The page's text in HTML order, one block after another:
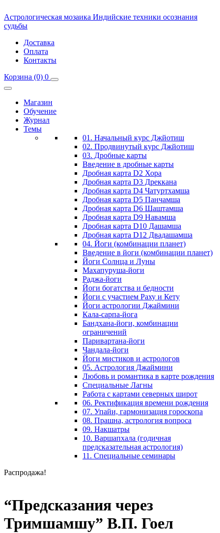
Астрологическая мозаика Индийские техники осознания
судьбы
Доставка
Оплата
Контакты
Корзина (0) 0
Магазин
Обучение
Журнал
Темы
01. Начальный курс Джйотиш
02. Продвинутый курс Джйотиш
03. Дробные карты
Введение в дробные карты
Дробная карта D2 Хора
Дробная карта D3 Дреккана
Дробная карта D4 Чатуртхамша
Дробная карта D5 Панчамша
Дробная карта D6 Шаштамша
Дробная карта D9 Навамша
Дробная карта D10 Дашамша
Дробная карта D12 Двадашамша
04. Йоги (комбинации планет)
Введение в йоги (комбинации планет)
Йоги Солнца и Луны
Махапуруша-йоги
Раджа-йоги
Йоги богатства и бедности
Йоги с участием Раху и Кету
Йоги астрологии Джаймини
Кала-сарпа-йога
Бандхана-йоги, комбинации
ограничений
Паривартана-йоги
Чандала-йоги
Йоги мистиков и астрологов
05. Астрология Джаймини
Любовь и романтика в карте рождения
Специальные Лагны
Работа с картами северных широт
06. Ректификация времени рождения
07. Упайи, гармонизация гороскопа
08. Прашна, астрология вопроса
09. Накшатры
10. Варшапхала (годичная
предсказательная астрология)
11. Специальные семинары
Распродажа!
“Предсказания через
Тримшамшу” В.П. Гоел